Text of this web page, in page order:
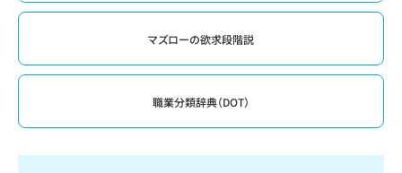
マズローの欲求段階説
職業分類辞典（DOT）